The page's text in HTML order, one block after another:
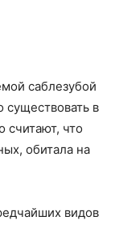
саблезубой
существовать в
считают, что
обитала на
видов